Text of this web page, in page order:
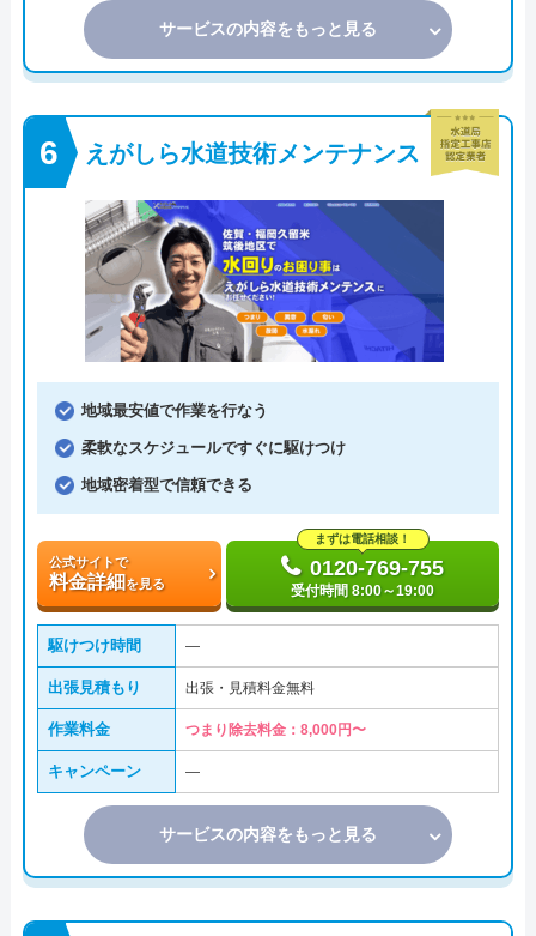
サービスの内容をもっと見る
えがしら水道技術メンテナンス
地域最安値で作業を行なう
柔軟なスケジュールですぐに駆けつけ
地域密着型で信頼できる
公式サイトで
料金詳細を見る
まずは電話相談！
0120-769-755
受付時間 8:00～19:00
駆けつけ時間 ―
出張見積もり 出張・見積料金無料
作業料金 つまり除去料金：8,000円〜
キャンペーン ―
サービスの内容をもっと見る